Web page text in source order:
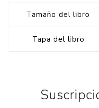
Tamaño del libro
Tapa del libro